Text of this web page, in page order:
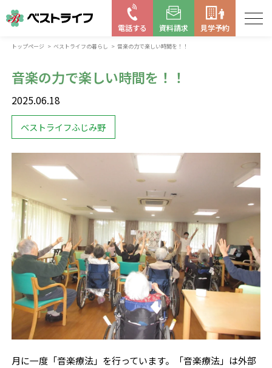
電話する 資料請求 見学予約
お近くの施設を探す
はじめての老人ホーム
トップページ ベストライフの暮らし 音楽の力で楽しい時間を！！
音楽の力で楽しい時間を！！
2025.06.18
ベストライフふじみ野
月に一度「音楽療法」を行っています。「音楽療法」は外部